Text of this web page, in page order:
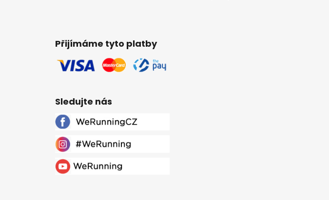
Přijímáme tyto platby
Sledujte nás